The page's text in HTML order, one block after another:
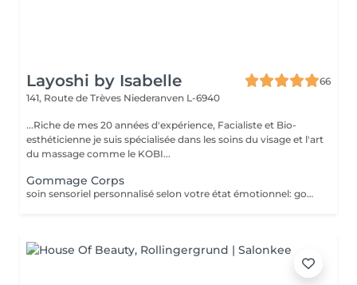
Layoshi by Isabelle
66
141, Route de Trèves Niederanven L-6940
...Riche de mes 20 années d'expérience, Facialiste et Bio-
esthéticienne je suis spécialisée dans les soins du visage et l'art
du massage comme le KOBI...
Gommage Corps
soin sensoriel personnalisé selon votre état émotionnel: gommage complet du corps au sel rose de l'Himalaya pour une peau douce et satinée + douche